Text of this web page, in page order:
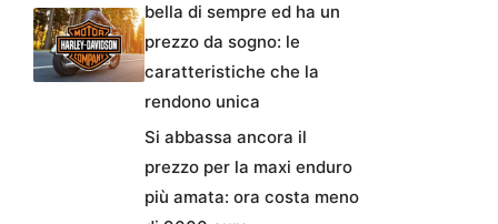
bella di sempre ed ha un
prezzo da sogno: le
caratteristiche che la
rendono unica
Si abbassa ancora il
prezzo per la maxi enduro
più amata: ora costa meno